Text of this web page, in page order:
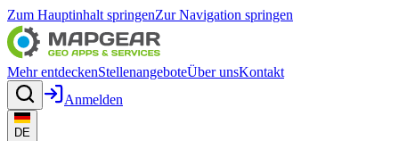
Zum Hauptinhalt springenZur Navigation springen
Mehr entdeckenStellenangeboteÜber unsKontakt
Anmelden
DE